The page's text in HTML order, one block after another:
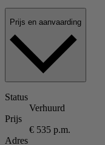
Prijs en aanvaarding
Status
Verhuurd
Prijs
€ 535 p.m.
Adres